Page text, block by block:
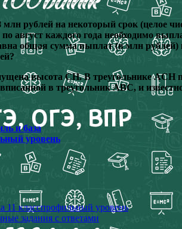
рублей на некоторый срок (целое
август каждого года необходимо
общая сумма выплат (в млн
высота CН. В треугольнике
в треугольник АВС, и
и база
уровень
11 класспрофильный уровень
задания с ответами